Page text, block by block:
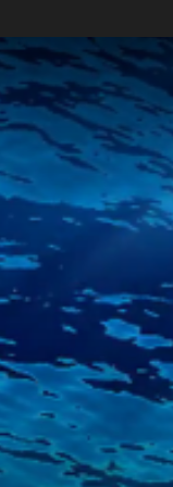
direct
naar
de
hoofdinhoud